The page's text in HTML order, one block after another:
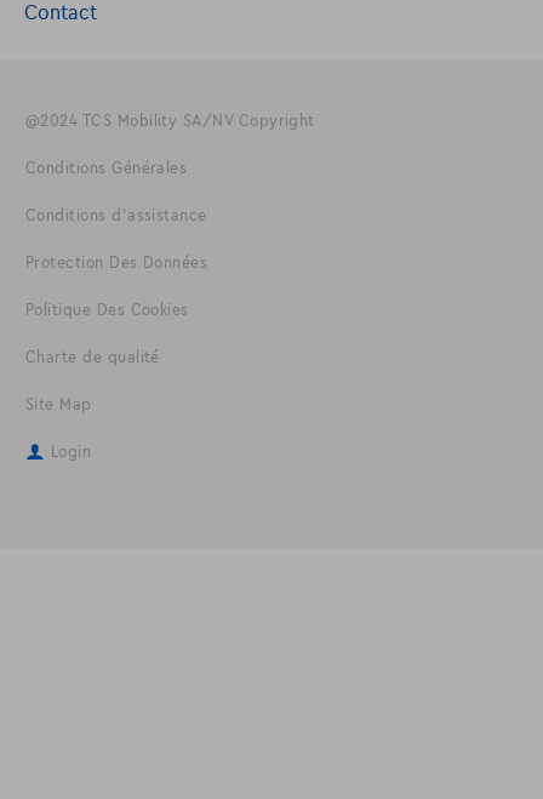
Contact
@2024 TCS Mobility SA/NV Copyright
Conditions Générales
Conditions d'assistance
Protection Des Données
Politique Des Cookies
Charte de qualité
Site Map
Login